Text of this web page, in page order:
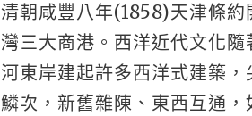
朝咸豐八年(1858)天津條
三大商港。西洋近代文化
東岸建起許多西洋式建築
次，新舊雜陳、東西互通